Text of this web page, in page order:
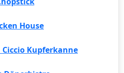
House
Ciccio Kupferkanne